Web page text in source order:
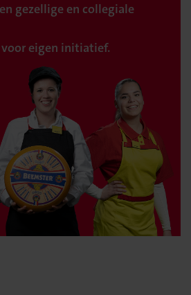
gezellige en collegiale
eigen initiatief.